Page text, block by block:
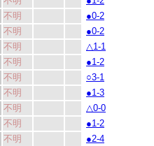
不明
●0-2
不明
●0-2
不明
△1-1
不明
●1-2
不明
○3-1
不明
●1-3
不明
△0-0
不明
●1-2
不明
●2-4